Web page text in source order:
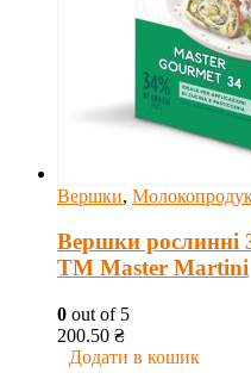
Вершки,
Вершки рослинні
ТМ Master Martini
0 out of 5
200.50 ₴
Додати в кошик